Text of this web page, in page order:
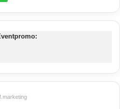
STONEGATE
und hohe
(Foto: